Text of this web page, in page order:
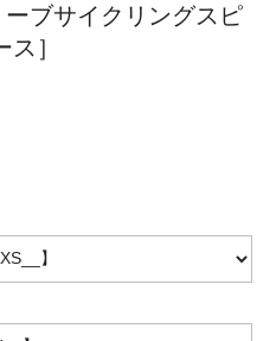
ブサイクリングスピ
］